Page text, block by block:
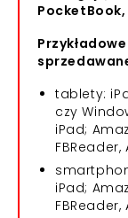
tablety:
czy
iPad;
FBReader,
iPad;
FBReader,